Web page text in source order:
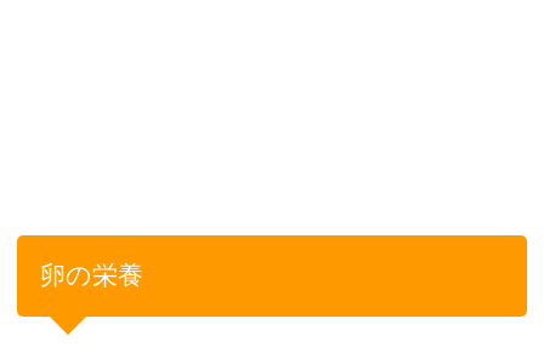
卵の栄養